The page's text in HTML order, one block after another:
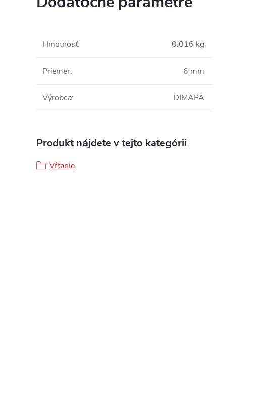
Hmotnosť: 0.016 kg
Priemer: 6 mm
Výrobca: DIMAPA
Produkt nájdete v tejto kategórii
Vŕtanie